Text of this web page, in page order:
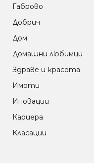
Габрово
Добрич
Дом
Домашни любимци
Здраве и красота
Имоти
Иновации
Кариера
Класации